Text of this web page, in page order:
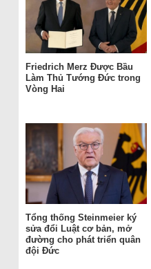
Friedrich Merz Được Bầu
Làm Thủ Tướng Đức trong
Vòng Hai
Tổng thống Steinmeier ký
sửa đổi Luật cơ bản, mở
đường cho phát triển quân
đội Đức